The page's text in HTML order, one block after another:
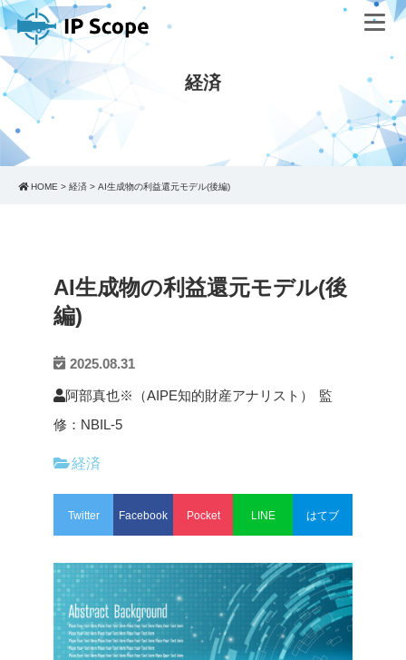
経済
HOME > 経済 > AI生成物の利益還元モデル(後編)
AI生成物の利益還元モデル(後
編)
2025.08.31
阿部真也※（AIPE知的財産アナリスト）
監
修：NBIL-5
経済
Twitter Facebook Pocket LINE はてブ